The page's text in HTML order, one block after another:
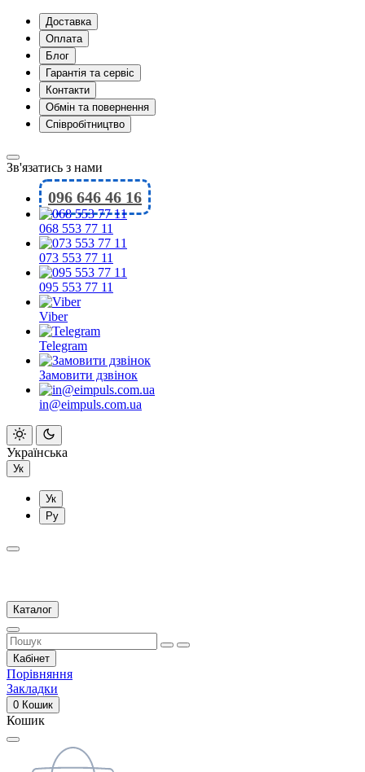
Доставка
Оплата
Блог
Гарантія та сервіс
Контакти
Обмін та повернення
Співробітництво
Зв'язатись з нами
096 646 46 16
068 553 77 11
073 553 77 11
095 553 77 11
Viber
Telegram
Замовити дзвінок
in@eimpuls.com.ua
Українська
Ук
Ук
Ру
Каталог
Кабінет
Порівняння
Закладки
0 Кошик
Кошик